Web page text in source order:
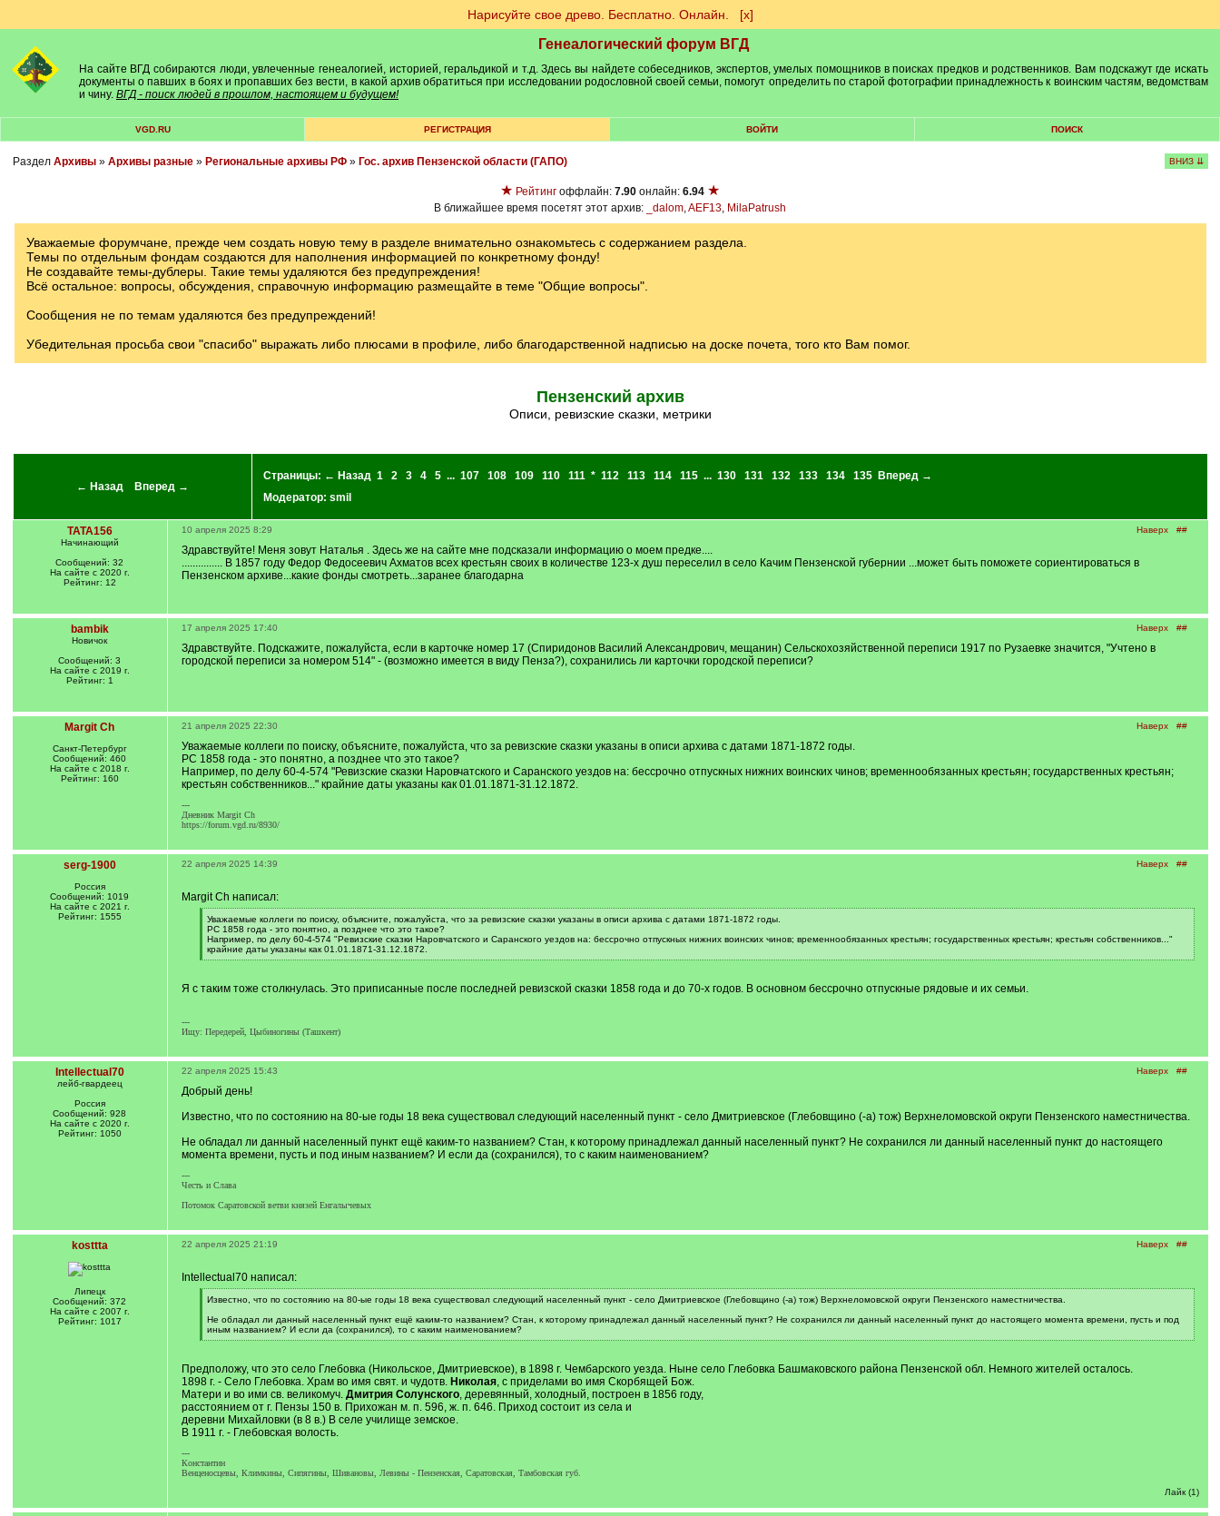
Нарисуйте свое древо. Бесплатно. Онлайн. [х]
Генеалогический форум ВГД
На сайте ВГД собираются люди, увлеченные генеалогией, историей, геральдикой и т.д. Здесь вы найдете собеседников, экспертов, умелых помощников в поисках предков и родственников. Вам подскажут где искать
документы о павших в боях и пропавших без вести, в какой архив обратиться при исследовании родословной своей семьи, помогут определить по старой фотографии принадлежность к воинским частям, ведомствам
и чину. ВГД - поиск людей в прошлом, настоящем и будущем!
VGD.RU РЕГИСТРАЦИЯ ВОЙТИ ПОИСК
Раздел Архивы» Архивы разные» Региональные архивы РФ» Гос. архив Пензенской области (ГАПО) ВНИЗ ⇊
★ Рейтинг оффлайн: 7.90 онлайн: 6.94 ★
В ближайшее время посетят этот архив: _dalom,AEF13, MilaPatrush
Уважаемые форумчане, прежде чем создать новую тему в разделе внимательно ознакомьтесь с содержанием раздела.
Темы по отдельным фондам создаются для наполнения информацией по конкретному фонду!
Не создавайте темы-дублеры. Такие темы удаляются без предупреждения!
Всё остальное: вопросы, обсуждения, справочную информацию размещайте в теме "Общие вопросы".
Сообщения не по темам удаляются без предупреждений!
Убедительная просьба свои "спасибо" выражать либо плюсами в профиле, либо благодарственной надписью на доске почета, того кто Вам помог.
Пензенский архив
Описи, ревизские сказки, метрики
← Назад Вперед →
Страницы: ← Назад 1 2 3 4 5 ... 107 108 109 110 111 * 112 113 114 115 ... 130 131 132 133 134 135
Вперед →
Модератор: smil
TATA156
Начинающий
Сообщений: 32
На сайте с 2020 г.
Рейтинг: 12
Наверх ##
10 апреля 2025 8:29
Здравствуйте! Меня зовут Наталья . Здесь же на сайте мне подсказали информацию о моем предке....
............... В 1857 году Федор Федосеевич Ахматов всех крестьян своих в количестве 123-х душ переселил в село Качим Пензенской губернии ...может быть поможете сориентироваться в
Пензенском архиве...какие фонды смотреть...заранее благодарна
bambik
Новичок
Сообщений: 3
На сайте с 2019 г.
Рейтинг: 1
Наверх ##
17 апреля 2025 17:40
Здравствуйте. Подскажите, пожалуйста, если в карточке номер 17 (Спиридонов Василий Александрович, мещанин) Сельскохозяйственной переписи 1917 по Рузаевке значится, "Учтено в
городской переписи за номером 514" - (возможно имеется в виду Пенза?), сохранились ли карточки городской переписи?
Margit Ch
Санкт-Петербург
Сообщений: 460
На сайте с 2018 г.
Рейтинг: 160
Наверх ##
21 апреля 2025 22:30
Уважаемые коллеги по поиску, объясните, пожалуйста, что за ревизские сказки указаны в описи архива с датами 1871-1872 годы.
РС 1858 года - это понятно, а позднее что это такое?
Например, по делу 60-4-574 "Ревизские сказки Наровчатского и Саранского уездов на: бессрочно отпускных нижних воинских чинов; временнообязанных крестьян; государственных крестьян;
крестьян собственников..." крайние даты указаны как 01.01.1871-31.12.1872.
---
Дневник Margit Ch
https://forum.vgd.ru/8930/
serg-1900
Россия
Сообщений: 1019
На сайте с 2021 г.
Рейтинг: 1555
Наверх ##
22 апреля 2025 14:39
Margit Ch написал:
[
q
]
Уважаемые коллеги по поиску, объясните, пожалуйста, что за ревизские сказки указаны в описи архива с датами 1871-1872 годы.
РС 1858 года - это понятно, а позднее что это такое?
Например, по делу 60-4-574 "Ревизские сказки Наровчатского и Саранского уездов на: бессрочно отпускных нижних воинских чинов; временнообязанных крестьян; государственных крестьян; крестьян собственников..."
крайние даты указаны как 01.01.1871-31.12.1872.
[
]
Я с таким тоже столкнулась. Это приписанные после последней ревизской сказки 1858 года и до 70-х годов. В основном бессрочно отпускные рядовые и их семьи.
---
Ищу: Передерей, Цыбиногины (Ташкент)
Intellectual70
лейб-гвардеец
Россия
Сообщений: 928
На сайте с 2020 г.
Рейтинг: 1050
Наверх ##
22 апреля 2025 15:43
Добрый день!
Известно, что по состоянию на 80-ые годы 18 века существовал следующий населенный пункт - село Дмитриевское (Глебовщино (-а) тож) Верхнеломовской округи Пензенского наместничества.
Не обладал ли данный населенный пункт ещё каким-то названием? Стан, к которому принадлежал данный населенный пункт? Не сохранился ли данный населенный пункт до настоящего
момента времени, пусть и под иным названием? И если да (сохранился), то с каким наименованием?
---
Честь и Слава
Потомок Саратовской ветви князей Енгалычевых
kosttta
Липецк
Сообщений: 372
На сайте с 2007 г.
Рейтинг: 1017
Наверх ##
22 апреля 2025 21:19
Intellectual70 написал:
[
]
Известно, что по состоянию на 80-ые годы 18 века существовал следующий населенный пункт - село Дмитриевское (Глебовщино (-а) тож) Верхнеломовской округи Пензенского наместничества.
Не обладал ли данный населенный пункт ещё каким-то названием? Стан, к которому принадлежал данный населенный пункт? Не сохранился ли данный населенный пункт до настоящего момента времени, пусть и под
иным названием? И если да (сохранился), то с каким наименованием?
[
]
Предположу, что это село Глебовка (Никольское, Дмитриевское), в 1898 г. Чембарского уезда. Ныне село Глебовка Башмаковского района Пензенской обл. Немного жителей осталось.
1898 г. - Село Глебовка. Храм во имя свят. и чудотв. Николая, с приделами во имя Скорбящей Бож.
Матери и во ими св. великомуч. Дмитрия Солунского, деревянный, холодный, построен в 1856 году,
расстоянием от г. Пензы 150 в. Прихожан м. п. 596, ж. п. 646. Приход состоит из села и
деревни Михайловки (в 8 в.) В селе училище земское.
В 1911 г. - Глебовская волость.
---
Константин
Венценосцевы, Климкины, Сипягины, Шивановы, Левины - Пензенская, Саратовская, Тамбовская губ.
Лайк (1)